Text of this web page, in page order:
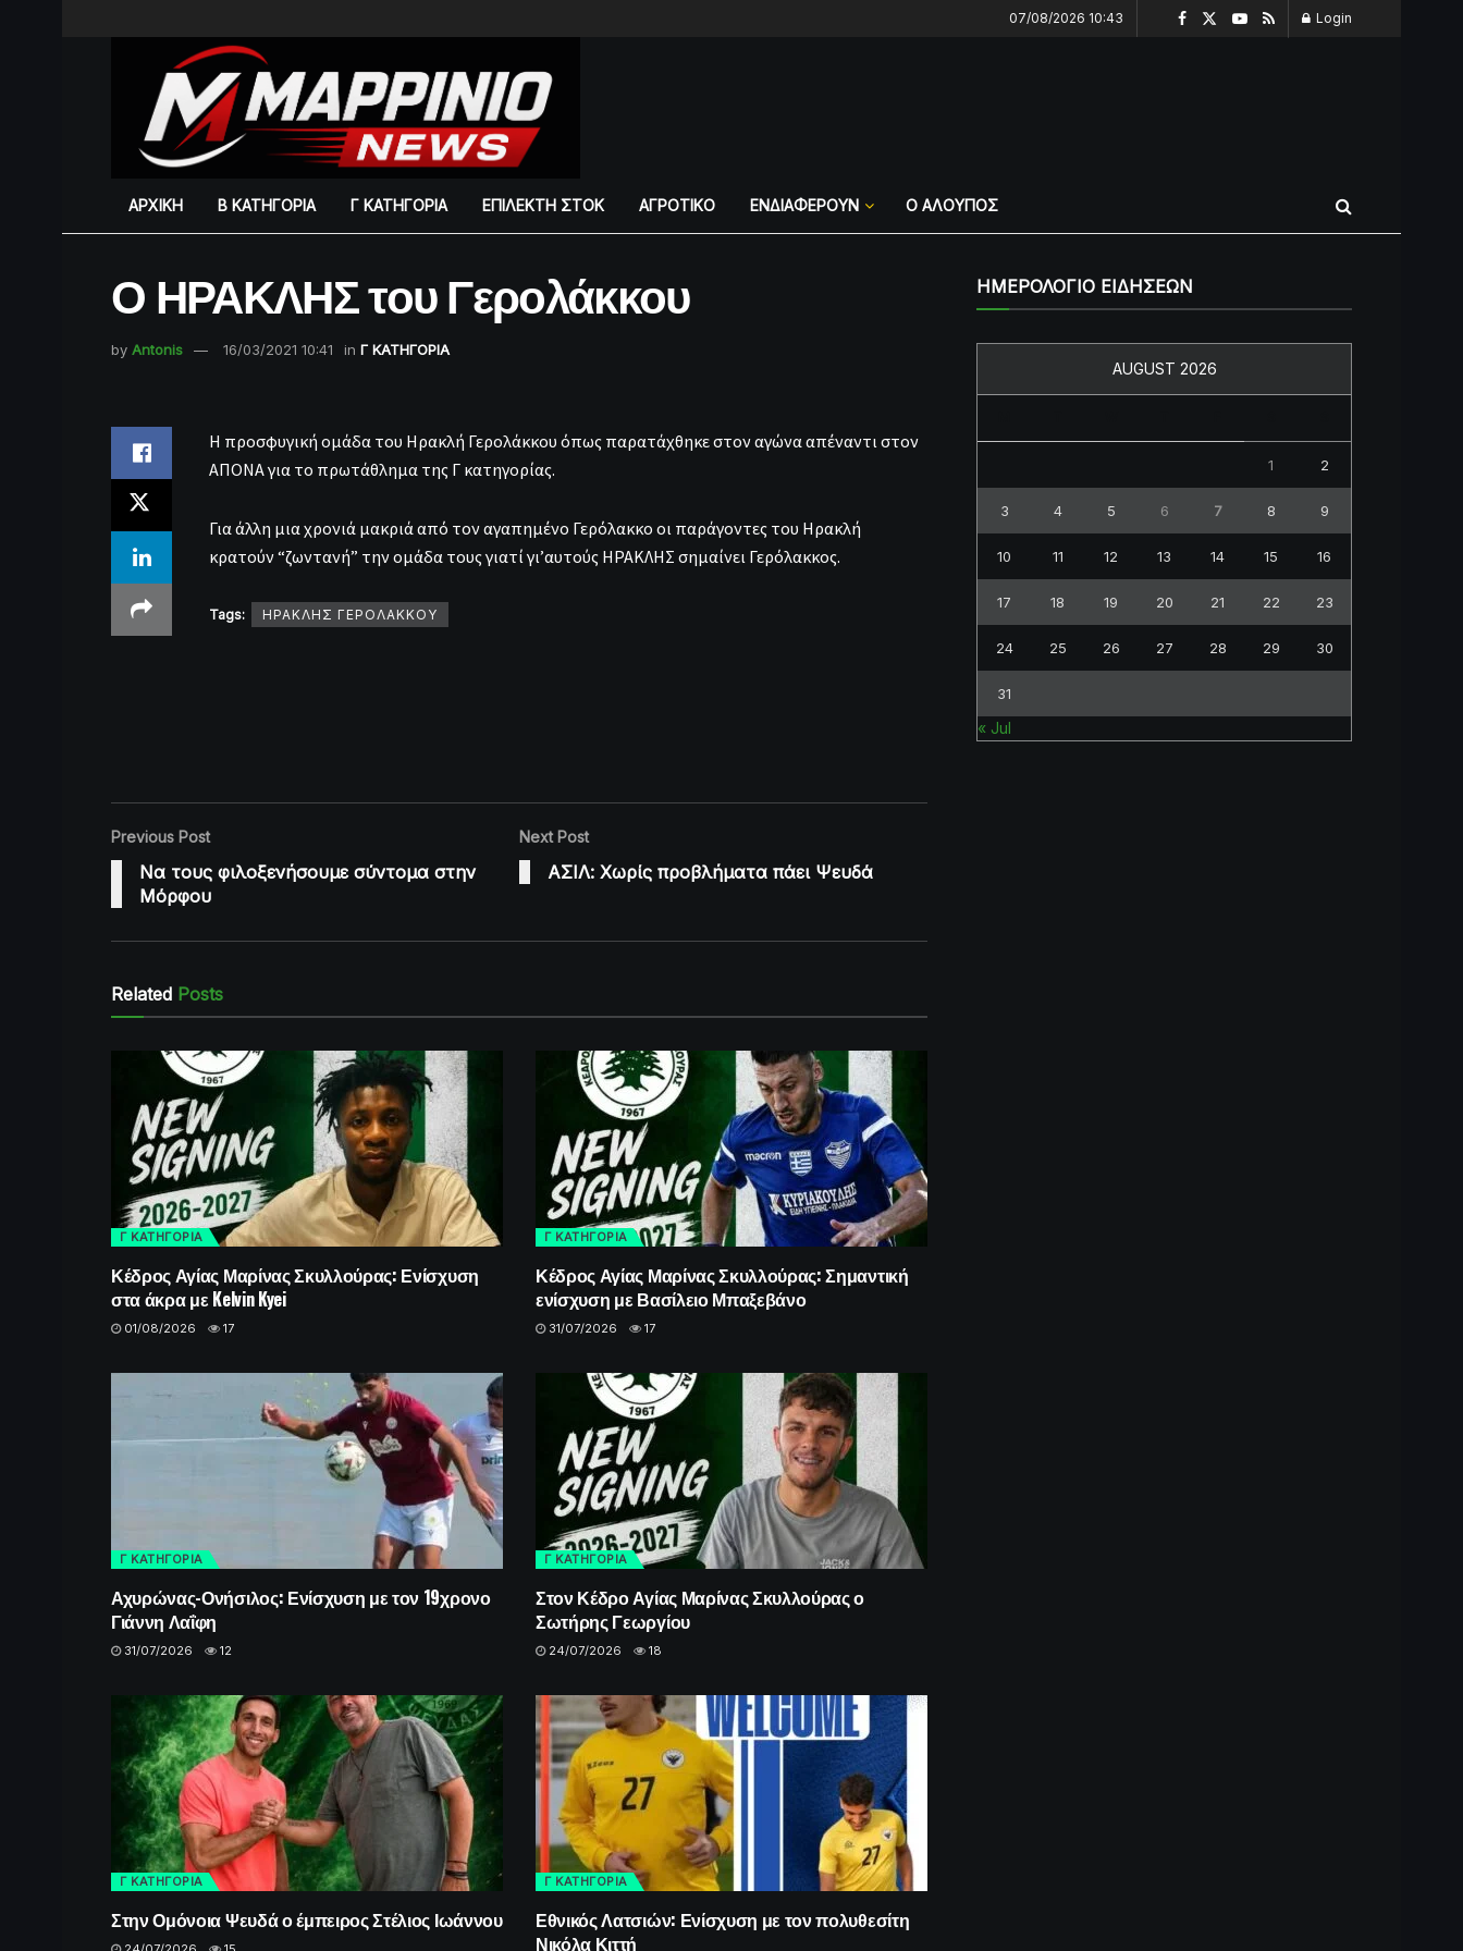
07/08/2026 10:43 Login
ΑΡΧΙΚΗ Β ΚΑΤΗΓΟΡΙΑ Γ ΚΑΤΗΓΟΡΙΑ ΕΠΙΛΕΚΤΗ ΣΤΟΚ ΑΓΡΟΤΙΚΟ ΕΝΔΙΑΦΕΡΟΥΝ Ο ΑΛΟΥΠΟΣ
Ο ΗΡΑΚΛΗΣ του Γερολάκκου
by Antonis 16/03/2021 10:41 in Γ ΚΑΤΗΓΟΡΙΑ
Η προσφυγική ομάδα του Ηρακλή Γερολάκκου όπως παρατάχθηκε στον αγώνα απέναντι στον
ΑΠΟΝΑ για το πρωτάθλημα της Γ κατηγορίας.
Για άλλη μια χρονιά μακριά από τον αγαπημένο Γερόλακκο οι παράγοντες του Ηρακλή
κρατούν “ζωντανή” την ομάδα τους γιατί γι’αυτούς ΗΡΑΚΛΗΣ σημαίνει Γερόλακκος.
Tags: ΗΡΑΚΛΗΣ ΓΕΡΟΛΑΚΚΟΥ
Previous Post
Να τους φιλοξενήσουμε σύντομα στην
Μόρφου
Next Post
ΑΣΙΛ: Χωρίς προβλήματα πάει Ψευδά
Related Posts
Γ ΚΑΤΗΓΟΡΙΑ
Κέδρος Αγίας Μαρίνας Σκυλλούρας: Ενίσχυση
στα άκρα με Kelvin Kyei
01/08/2026 17
Γ ΚΑΤΗΓΟΡΙΑ
Κέδρος Αγίας Μαρίνας Σκυλλούρας: Σημαντική
ενίσχυση με Βασίλειο Μπαξεβάνο
31/07/2026 17
Γ ΚΑΤΗΓΟΡΙΑ
Αχυρώνας-Ονήσιλος: Ενίσχυση με τον 19χρονο
Γιάννη Λαΐφη
31/07/2026 12
Γ ΚΑΤΗΓΟΡΙΑ
Στον Κέδρο Αγίας Μαρίνας Σκυλλούρας ο
Σωτήρης Γεωργίου
24/07/2026 18
Γ ΚΑΤΗΓΟΡΙΑ
Στην Ομόνοια Ψευδά ο έμπειρος Στέλιος Ιωάννου
Γ ΚΑΤΗΓΟΡΙΑ
Εθνικός Λατσιών: Ενίσχυση με τον πολυθεσίτη
Νικόλα Κιττή
ΗΜΕΡΟΛΟΓΙΟ ΕΙΔΗΣΕΩΝ
AUGUST 2026
1 2
3 4 5 6 7 8 9
10 11 12 13 14 15 16
17 18 19 20 21 22 23
24 25 26 27 28 29 30
31
« Jul